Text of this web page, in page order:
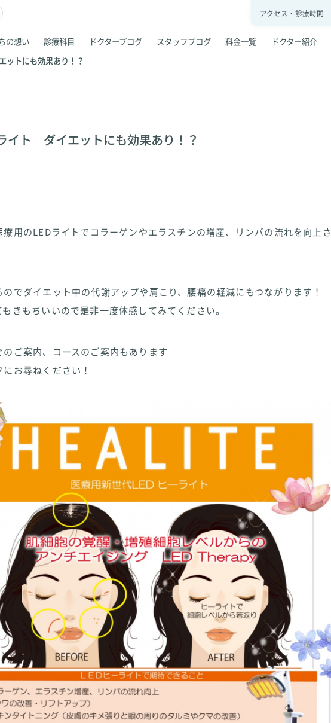
アクセス・診療時間
の想い 診療科目 ドクターブログ スタッフブログ 料金一覧 ドクター紹介
トにも効果あり！？
イト ダイエットにも効果あり！？
療用のLEDライトでコラーゲンやエラスチンの増産、リンパの流れを向上さ
のでダイエット中の代謝アップや肩こり、腰痛の軽減にもつながります！
きもちいいので是非一度体感してみてください。
ご案内、コースのご案内もあります
お尋ねください！